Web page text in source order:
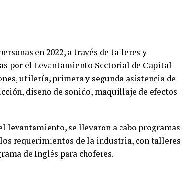
en 2022, a través de talleres y
por el Levantamiento Sectorial de Capital
utilería, primera y segunda asistencia de
diseño de sonido, maquillaje de efectos
levantamiento, se llevaron a cabo programas
requerimientos de la industria, con talleres
de Inglés para choferes.